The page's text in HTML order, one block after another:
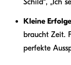
Schild“, „Ich
Kleine
braucht Zeit.
perfekte